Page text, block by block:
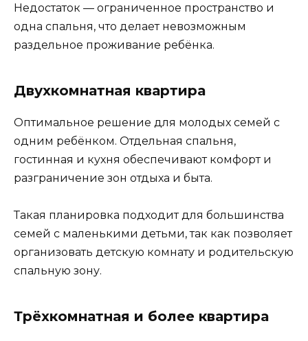
Недостаток — ограниченное пространство и
одна спальня, что делает невозможным
раздельное проживание ребёнка.
Двухкомнатная квартира
Оптимальное решение для молодых семей с
одним ребёнком. Отдельная спальня,
гостинная и кухня обеспечивают комфорт и
разграничение зон отдыха и быта.
Такая планировка подходит для большинства
семей с маленькими детьми, так как позволяет
организовать детскую комнату и родительскую
спальную зону.
Трёхкомнатная и более квартира